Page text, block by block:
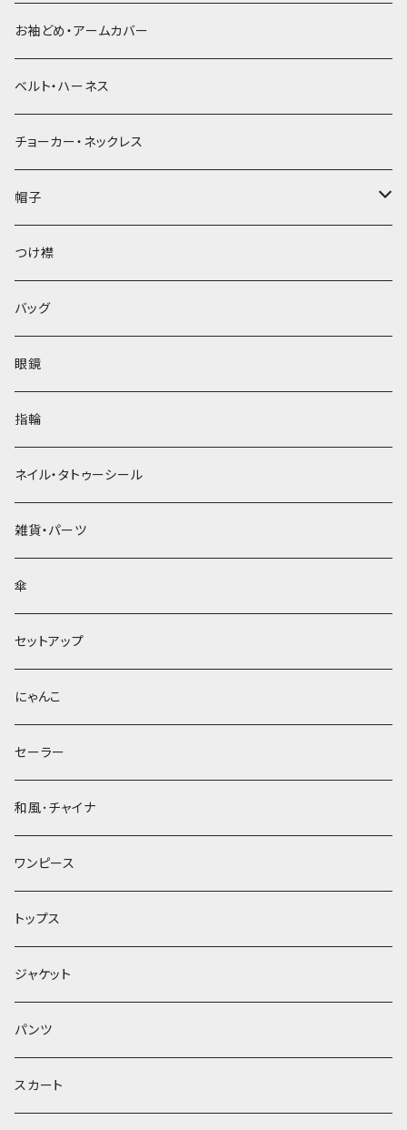
お袖どめ・アームカバー
ベルト・ハーネス
チョーカー・ネックレス
帽子
ベレー帽
つけ襟
バッグ
眼鏡
指輪
ネイル・タトゥーシール
雑貨・パーツ
傘
セットアップ
にゃんこ
セーラー
和風･チャイナ
ワンピース
トップス
ジャケット
パンツ
スカート